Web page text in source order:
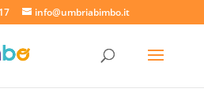
info@umbriabimbo.it